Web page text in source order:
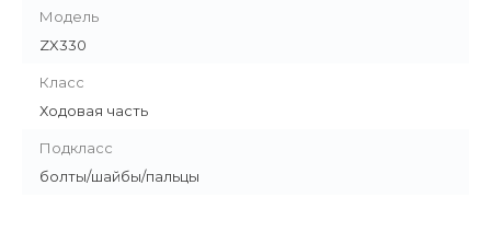
Модель
ZX330
Класс
Ходовая часть
Подкласс
болты/шайбы/пальцы